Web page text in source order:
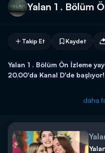
Yalan 1 . Bölüm
Takip Et Kaydet
Yalan 1 . Bölüm Ön İzleme
20.00'da Kanal D'de başlıyor!
Gündoğdu'nun üstlendiği,
Serra Pirinç, Atakan Hoşgören,
Zeynep Eronat gibi tecrübeli
Yalan bu akşam 20.00'da
daha